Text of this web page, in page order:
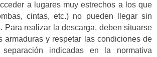
a lugares muy estrechos a los que
cintas, etc.) no pueden llegar sin
Para realizar la descarga, deben situarse
armaduras y respetar las condiciones de
indicadas en la normativa